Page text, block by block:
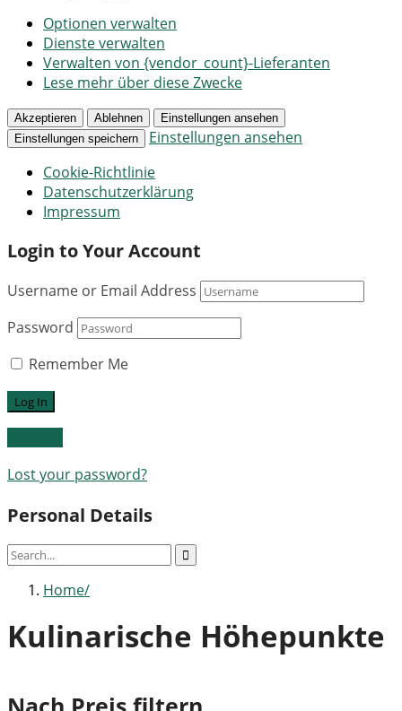
Optionen verwalten
Dienste verwalten
Verwalten von {vendor_count}-Lieferanten
Lese mehr über diese Zwecke
Akzeptieren Ablehnen
Einstellungen ansehen
Einstellungen speichern
Einstellungen ansehen
Cookie-Richtlinie
Datenschutzerklärung
Impressum
Login to Your Account
Username or Email Address
Password
Remember Me
Lost your password?
Personal Details
Home
Kulinarische Höhepunkte